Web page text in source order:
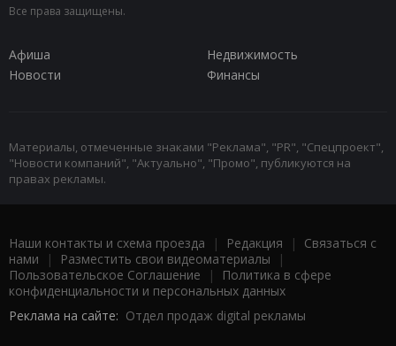
Все права защищены.
Афиша
Недвижимость
Новости
Финансы
Материалы, отмеченные знаками "Реклама", "PR", "Спецпроект",
"Новости компаний", "Актуально", "Промо", публикуются на
правах рекламы.
Наши контакты и схема проезда | Редакция | Связаться с
нами | Разместить свои видеоматериалы |
Пользовательское Соглашение |
Политика в сфере
конфиденциальности и персональных данных
Реклама на сайте: Отдел продаж digital рекламы